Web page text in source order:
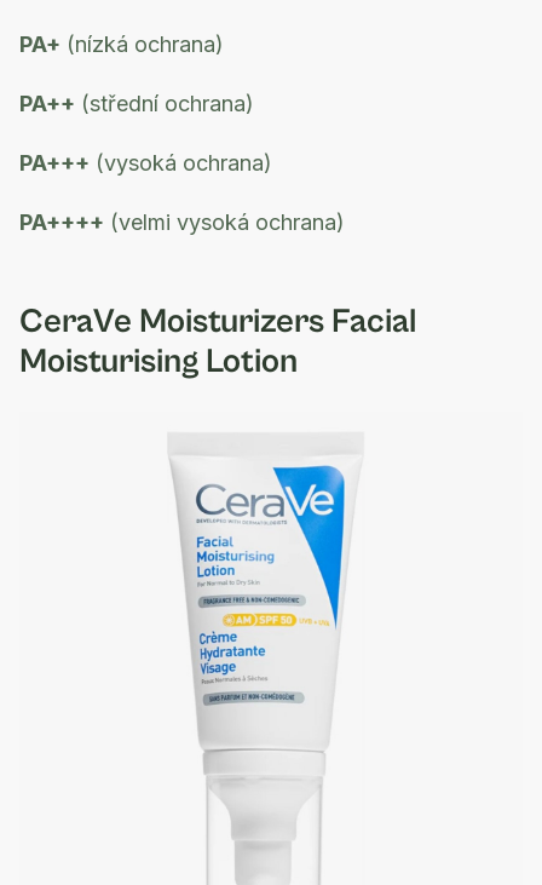
PA+ (nízká ochrana)
PA++ (střední ochrana)
PA+++ (vysoká ochrana)
PA++++ (velmi vysoká ochrana)
CeraVe Moisturizers Facial
Moisturising Lotion